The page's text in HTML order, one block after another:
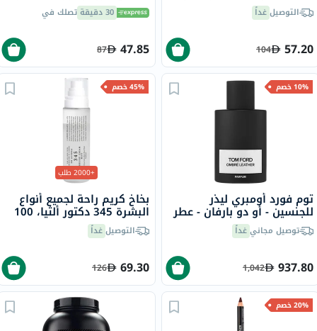
شوت، 15 مل
التوصيلغداً
57.20
104
الدهنية - 40 مل
30 دقيقة تصلك في
47.85
87
10% خصم
توم فورد أومبري ليذر
للجنسين - أو دو بارفان - عطر
الأزهار، 100 مل
توصيل مجانيغداً
937.80
1,042
45% خصم
+2000 طلب
بخاخ كريم راحة لجميع أنواع
البشرة 345 دكتور ألثيا، 100
ملالتوصيلغداً
69.30
126
20% خصم